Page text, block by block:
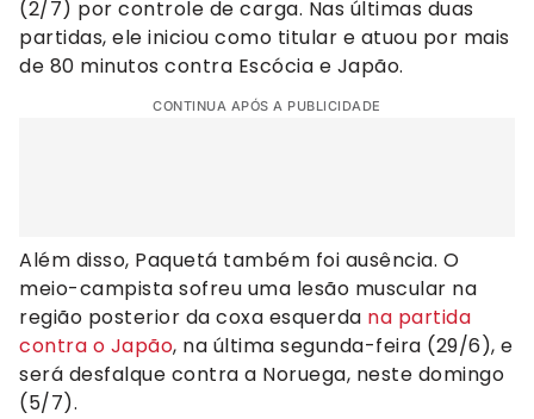
(2/7) por controle de carga. Nas últimas duas
partidas, ele iniciou como titular e atuou por mais
de 80 minutos contra Escócia e Japão.
CONTINUA APÓS A PUBLICIDADE
Além disso, Paquetá também foi ausência. O
meio-campista sofreu uma lesão muscular na
região posterior da coxa esquerda na partida
contra o Japão, na última segunda-feira (29/6), e
será desfalque contra a Noruega, neste domingo
(5/7).